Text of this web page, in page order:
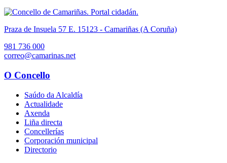
Praza de Insuela 57 E. 15123 - Camariñas (A Coruña)
981 736 000
correo@camarinas.net
O Concello
Saúdo da Alcaldía
Actualidade
Axenda
Liña directa
Concellerías
Corporación municipal
Directorio